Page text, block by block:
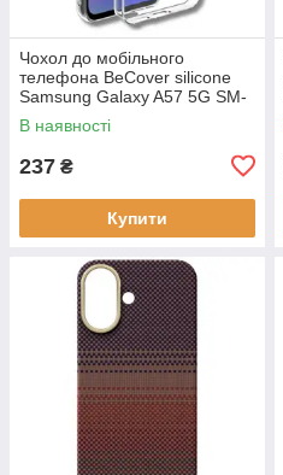
Чохол до мобільного
телефона BeCover silicone
Samsung Galaxy A57 5G SM-
A576 Transparent (714858)
В наявності
237 ₴
Купити